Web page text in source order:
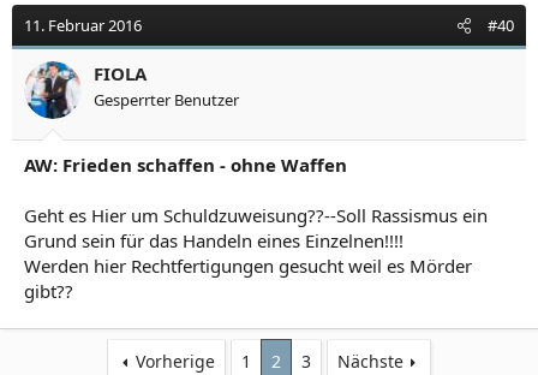
11. Februar 2016 #40
FIOLA
Gesperrter Benutzer
AW: Frieden schaffen - ohne Waffen
Geht es Hier um Schuldzuweisung??--Soll Rassismus ein
Grund sein für das Handeln eines Einzelnen!!!!
Werden hier Rechtfertigungen gesucht weil es Mörder
gibt??
Vorherige 1 2 3 Nächste